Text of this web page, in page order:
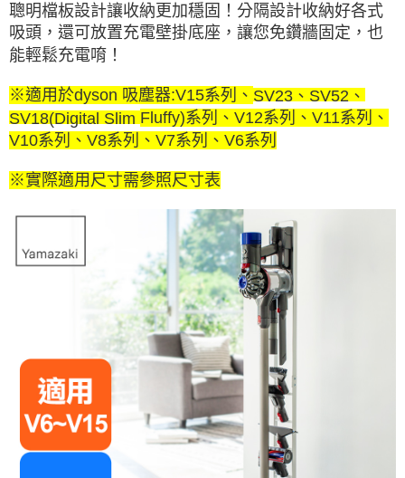
聰明檔板設計讓收納更加穩固！分隔設計收納好各式
吸頭，還可放置充電壁掛底座，讓您免鑽牆固定，也
能輕鬆充電唷！
※適用於dyson 吸塵器:V15系列 、 SV23、 SV52、
SV18(Digital Slim Fluffy)系列、V12系列、V11系列、
V10系列、V8系列、V7系列、V6系列
※實際適用尺寸需參照尺寸表